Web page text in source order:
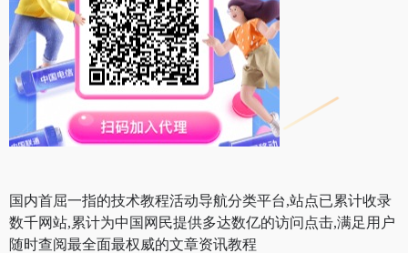
国内首屈一指的技术教程活动导航分类平台,站点已累计收录
数千网站,累计为中国网民提供多达数亿的访问点击,满足用户
随时查阅最全面最权威的文章资讯教程